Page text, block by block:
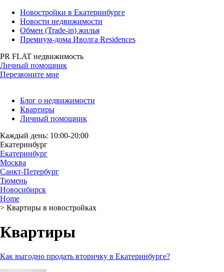
Новостройки в Екатеринбурге
Новости недвижимости
Обмен (Trade-in) жилья
Премиум-дома Иволга Residences
PR FLAT недвижимость
Личный помощник
Перезвоните мне
Блог о недвижимости
Квартиры
Личный помощник
Каждый день: 10:00-20:00
Екатеринбург
Екатеринбург
Москва
Санкт-Петербург
Тюмень
Новосибирск
Home
> Квартиры в новостройках
Квартиры
Как выгодно продать вторичку в Екатеринбурге?